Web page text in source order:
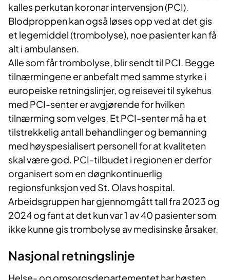
kalles perkutan koronar intervensjon (PCI).
Blodproppen kan også løses opp ved at det gis
et legemiddel (trombolyse), noe pasienter kan få
alt i ambulansen.
Alle som får trombolyse, blir sendt til PCI. Begge
tilnærmingene er anbefalt med samme styrke i
europeiske retningslinjer, og reisevei til sykehus
med PCI-senter er avgjørende for hvilken
tilnærming som velges. Et PCI-senter må ha et
tilstrekkelig antall behandlinger og bemanning
med høyspesialisert personell for at kvaliteten
skal være god. PCI-tilbudet i regionen er derfor
organisert som en døgnkontinuerlig
regionsfunksjon ved St. Olavs hospital.
Arbeidsgruppen har gjennomgått tall fra 2023 og
2024 og fant at det kun var 1 av 40 pasienter som
ikke kunne gis trombolyse av medisinske årsaker.
Nasjonal retningslinje